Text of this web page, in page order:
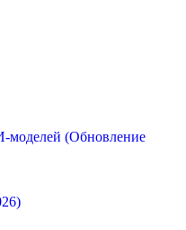
моделей (Обновление